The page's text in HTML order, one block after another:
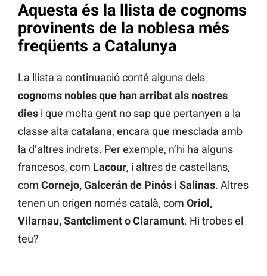
Aquesta és la llista de cognoms
provinents de la noblesa més
freqüents a Catalunya
La llista a continuació conté alguns dels
cognoms nobles que han arribat als nostres
dies i que molta gent no sap que pertanyen a la
classe alta catalana, encara que mesclada amb
la d’altres indrets. Per exemple, n’hi ha alguns
francesos, com Lacour, i altres de castellans,
com Cornejo, Galcerán de Pinós i Salinas. Altres
tenen un origen només català, com Oriol,
Vilarnau, Santcliment o Claramunt. Hi trobes el
teu?